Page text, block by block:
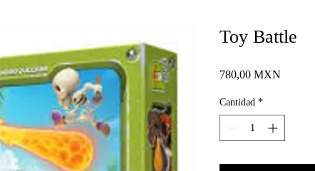
Toy Battle
780,00 MXN
Cantidad *